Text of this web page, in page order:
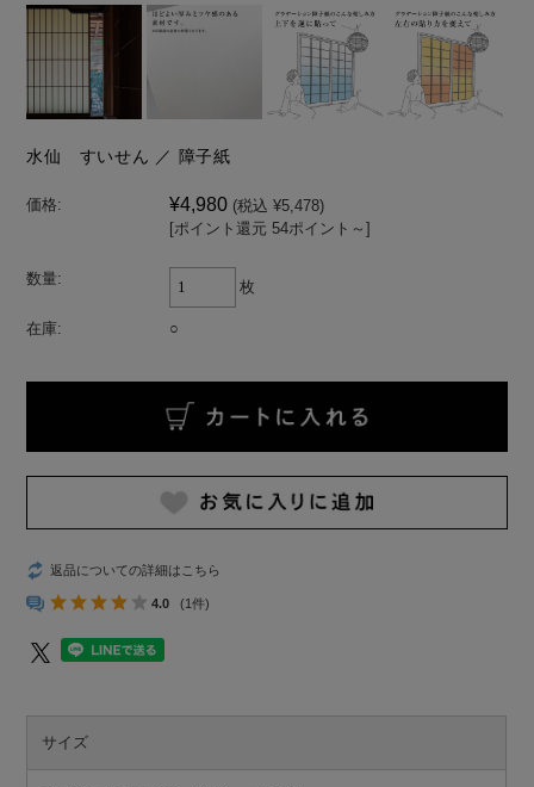
水仙 すいせん ／ 障子紙
価格: ¥4,980 (税込 ¥5,478)
[ポイント還元 54ポイント～]
数量: 枚
在庫: ○
返品についての詳細はこちら
4.0 (1件)
サイズ